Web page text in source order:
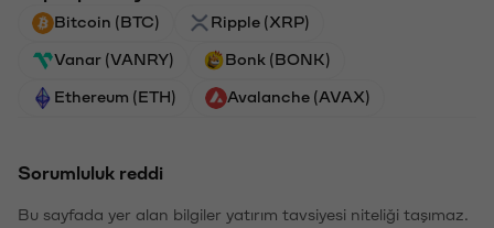
Bitcoin (BTC) Ripple (XRP)
Vanar (VANRY) Bonk (BONK)
Ethereum (ETH) Avalanche (AVAX)
Sorumluluk reddi
Bu sayfada yer alan bilgiler yatırım tavsiyesi niteliği taşımaz.